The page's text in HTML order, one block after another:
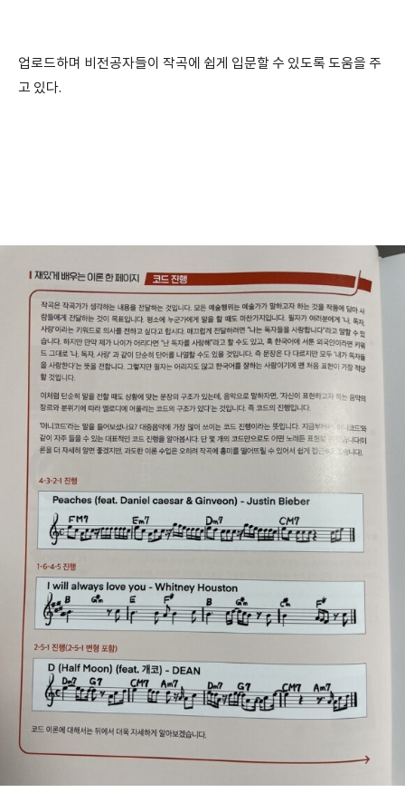
업로드하며 비전공자들이 작곡에 쉽게 입문할 수 있도록 도움을 주
고 있다.